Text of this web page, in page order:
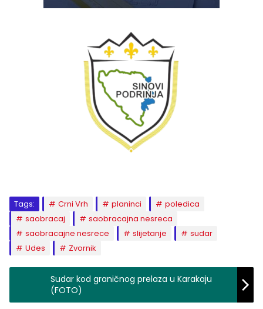
Tags: Crni Vrh planinci
poledica
saobracaj
saobracajna nesreca
saobracajne nesrece
slijetanje
sudar
Udes
Zvornik
Sudar kod graničnog prelaza u Karakaju
(FOTO)